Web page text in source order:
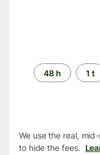
Time
period
48 h 1 t
We use the real,
to hide the fees.